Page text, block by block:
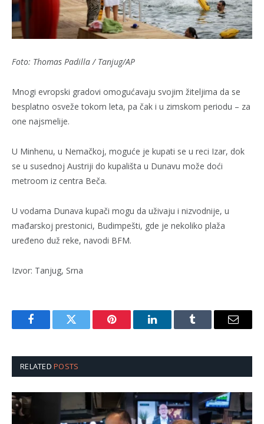
Foto: Thomas Padilla / Tanjug/AP
Mnogi evropski gradovi omogućavaju svojim žiteljima da se
besplatno osveže tokom leta, pa čak i u zimskom periodu – za
one najsmelije.
U Minhenu, u Nemačkoj, moguće je kupati se u reci Izar, dok
se u susednoj Austriji do kupališta u Dunavu može doći
metroom iz centra Beča.
U vodama Dunava kupači mogu da uživaju i nizvodnije, u
mađarskoj prestonici, Budimpešti, gde je nekoliko plaža
uređeno duž reke, navodi BFM.
Izvor: Tanjug, Srna
FacebookTwitter Pinterest LinkedInTumblr Email
RELATEDPOSTS